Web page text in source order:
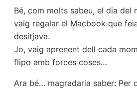
Bé, com molts sabeu, el dia del
vaig regalar el Macbook que
desitjava.
Jo, vaig aprenent dell cada
flipo amb forces coses…
Ara bé… magradaria saber: Per